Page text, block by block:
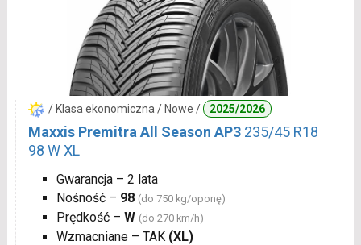
/ Klasa ekonomiczna / Nowe / 2025/2026
Maxxis Premitra All Season AP3 235/45 R18
98 W XL
Gwarancja – 2 lata
Nośność – 98 (do 750 kg/oponę)
Prędkość – W (do 270 km/h)
Wzmacniane – TAK (XL)